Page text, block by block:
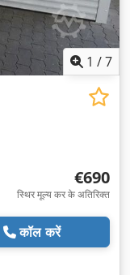
1 /7
€690
स्थिर मूल्य कर के अतिरिक्त
कॉल करें